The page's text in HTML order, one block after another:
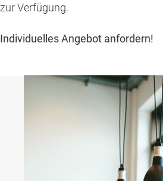
zur Verfügung.
Individuelles Angebot anfordern!